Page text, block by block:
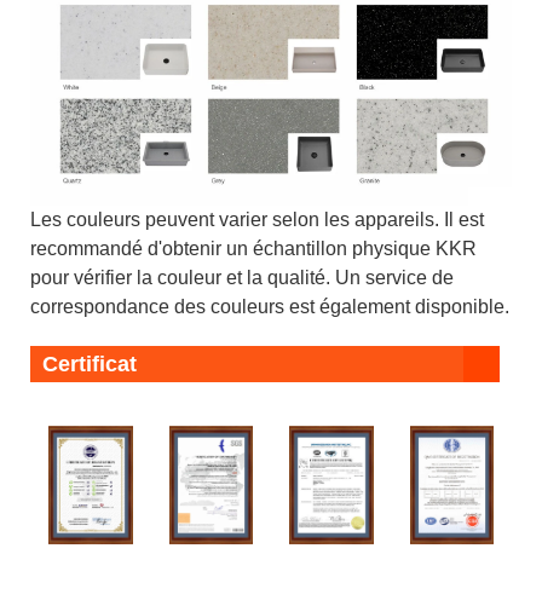
Les couleurs peuvent varier selon les appareils. Il est
recommandé d'obtenir un échantillon physique KKR
pour vérifier la couleur et la qualité. Un service de
correspondance des couleurs est également disponible.
Certificat